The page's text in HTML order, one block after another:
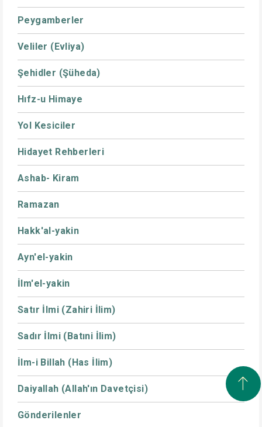
Peygamberler
Veliler (Evliya)
Şehidler (Şüheda)
Hıfz-u Himaye
Yol Kesiciler
Hidayet Rehberleri
Ashab- Kiram
Ramazan
Hakk'al-yakin
Ayn'el-yakin
İlm'el-yakin
Satır İlmi (Zahiri İlim)
Sadır İlmi (Batıni İlim)
İlm-i Billah (Has İlim)
Daiyallah (Allah'ın Davetçisi)
Gönderilenler